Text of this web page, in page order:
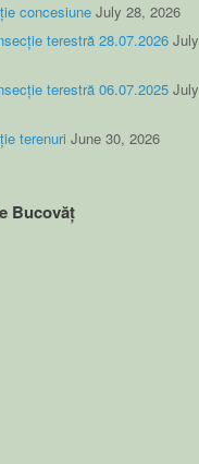
concesiune July 28, 2026
terestră 28.07.2026 July
terestră 06.07.2025 July
terenuri June 30, 2026
Bucovăț